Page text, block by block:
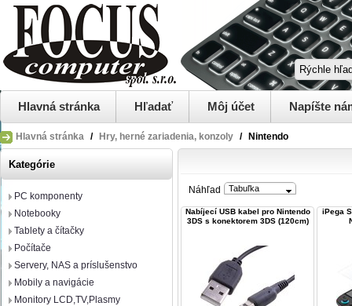
Hlavná stránka Hľadať Môj účet Napíšte
Hlavná stránka / Hry, herné zariadenia, konzoly / Nintendo
Kategórie
PC komponenty
Notebooky
Tablety a čítačky
Počítače
Servery, NAS a príslušenstvo
Mobily a navigácie
Monitory LCD,TV,Plasmy
Náhľad Tabuľka
Nabíjecí USB kabel pro Nintendo
3DS s konektorem 3DS (120cm)
iPega